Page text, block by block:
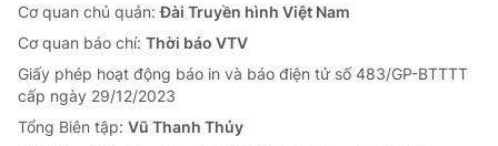
Cơ quan chủ quản:Đài Truyền hình Việt Nam
Cơ quan báo chí: Thời báo VTV
Giấy phép hoạt động báo in và báo điện tử số 483/GP-BTTTT
cấp ngày 29/12/2023
Tổng Biên tập: Vũ Thanh Thủy